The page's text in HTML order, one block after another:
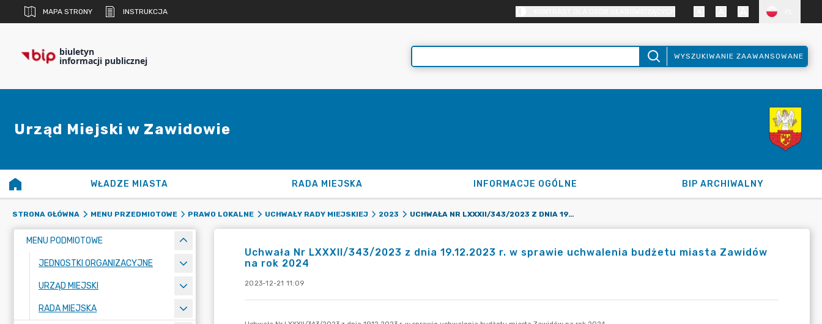
MAPA STRONY INSTRUKCJA
biuletyn
informacji publicznej WYSZUKIWANIE ZAAWANSOWANE
Urząd Miejski w Zawidowie
WŁADZE MIASTA RADA MIEJSKA INFORMACJE OGÓLNE BIP ARCHIWALNY
STRONA GŁÓWNA MENU PRZEDMIOTOWE PRAWO LOKALNE UCHWAŁY RADY MIEJSKIEJ 2023 UCHWAŁA NR LXXXII/343/2023 Z DNIA 19.12.2023 R. W SPRAWIE UCHWALENIA BUDŻETU MIASTA ZAWIDÓW NA ROK 2024
MENU PODMIOTOWE
JEDNOSTKI ORGANIZACYJNE
URZĄD MIEJSKI
RADA MIEJSKA
Uchwała Nr LXXXII/343/2023 z dnia 19.12.2023 r. w sprawie uchwalenia budżetu miasta Zawidów
na rok 2024
2023-12-21 11:09